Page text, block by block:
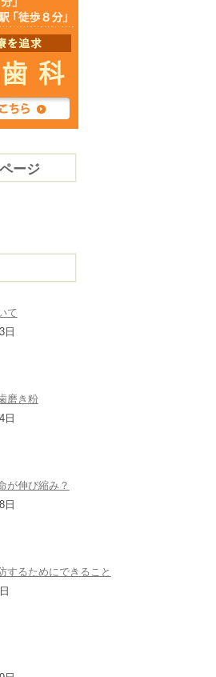
ージ
て
日
磨き粉
日
が伸び縮み？
日
するためにできること